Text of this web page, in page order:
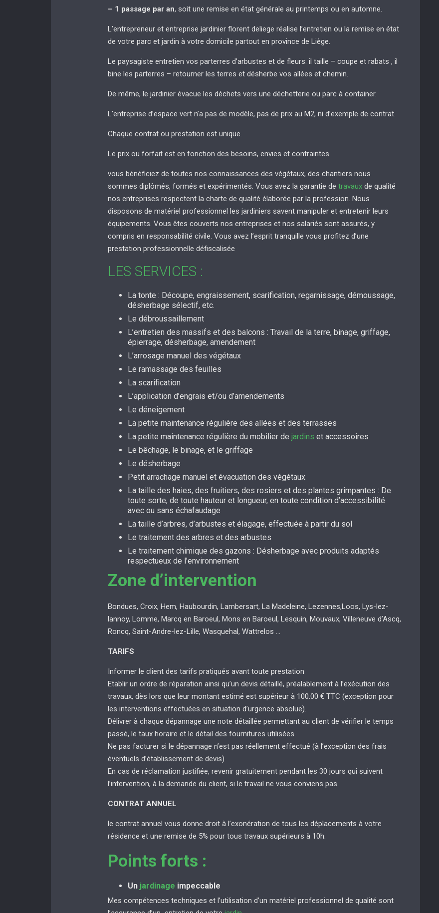
– 1 passage par an, soit une remise en état générale au printemps ou en automne.
L’entrepreneur et entreprise jardinier florent deliege réalise l’entretien ou la remise en état
de votre parc et jardin à votre domicile partout en province de Liège.
Le paysagiste entretien vos parterres d’arbustes et de fleurs: il taille – coupe et rabats , il
bine les parterres – retourner les terres et désherbe vos allées et chemin.
De même, le jardinier évacue les déchets vers une déchetterie ou parc à container.
L’entreprise d’espace vert n’a pas de modèle, pas de prix au M2, ni d’exemple de contrat.
Chaque contrat ou prestation est unique.
Le prix ou forfait est en fonction des besoins, envies et contraintes.
vous bénéficiez de toutes nos connaissances des végétaux, des chantiers nous
sommes diplômés, formés et expérimentés. Vous avez la garantie de travauxde qualité
nos entreprises respectent la charte de qualité élaborée par la profession. Nous
disposons de matériel professionnel les jardiniers savent manipuler et entretenir leurs
équipements. Vous êtes couverts nos entreprises et nos salariés sont assurés, y
compris en responsabilité civile. Vous avez l’esprit tranquille vous profitez d’une
prestation professionnelle défiscalisée
LES SERVICES :
La tonte : Découpe, engraissement, scarification, regarnissage, démoussage,
désherbage sélectif, etc.
Le débroussaillement
L’entretien des massifs et des balcons : Travail de la terre, binage, griffage,
épierrage, désherbage, amendement
L’arrosage manuel des végétaux
Le ramassage des feuilles
La scarification
L’application d’engrais et/ou d’amendements
Le déneigement
La petite maintenance régulière des allées et des terrasses
La petite maintenance régulière du mobilier de jardins et accessoires
Le bêchage, le binage, et le griffage
Le désherbage
Petit arrachage manuel et évacuation des végétaux
La taille des haies, des fruitiers, des rosiers et des plantes grimpantes : De
toute sorte, de toute hauteur et longueur, en toute condition d’accessibilité
avec ou sans échafaudage
La taille d’arbres, d’arbustes et élagage, effectuée à partir du sol
Le traitement des arbres et des arbustes
Le traitement chimique des gazons : Désherbage avec produits adaptés
respectueux de l’environnement
Zone d’intervention
Bondues, Croix, Hem, Haubourdin, Lambersart, La Madeleine, Lezennes,Loos, Lys-lez-
lannoy, Lomme, Marcq en Baroeul, Mons en Baroeul, Lesquin, Mouvaux, Villeneuve d’Ascq,
Roncq, Saint-Andre-lez-Lille, Wasquehal, Wattrelos …
TARIFS
Informer le client des tarifs pratiqués avant toute prestation
Etablir un ordre de réparation ainsi qu’un devis détaillé, préalablement à l’exécution des
travaux, dès lors que leur montant estimé est supérieur à 100.00 € TTC (exception pour
les interventions effectuées en situation d’urgence absolue).
Délivrer à chaque dépannage une note détaillée permettant au client de vérifier le temps
passé, le taux horaire et le détail des fournitures utilisées.
Ne pas facturer si le dépannage n’est pas réellement effectué (à l’exception des frais
éventuels d’établissement de devis)
En cas de réclamation justifiée, revenir gratuitement pendant les 30 jours qui suivent
l’intervention, à la demande du client, si le travail ne vous conviens pas.
CONTRAT ANNUEL
le contrat annuel vous donne droit à l’exonération de tous les déplacements à votre
résidence et une remise de 5% pour tous travaux supérieurs à 10h.
Points forts :
Un jardinage impeccable
Mes compétences techniques et l’utilisation d’un matériel professionnel de qualité sont